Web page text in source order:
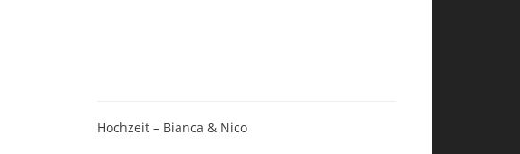
Hochzeit – Bianca & Nico